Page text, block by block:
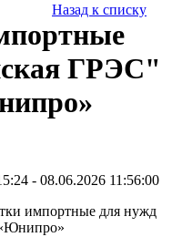
Назад к списку
ГРЭС"
- 08.06.2026 11:56:00
импортные для нужд